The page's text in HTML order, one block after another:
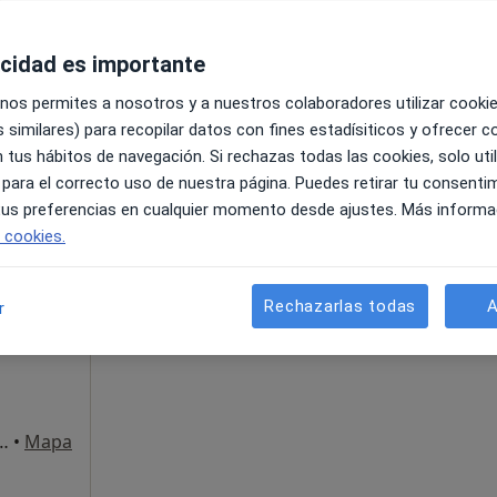
100 €
Puerto de la Cruz • Mapa
Mostrar perfil
es importante
permites a nosotros y a nuestros colaboradores utilizar
similares) para recopilar datos con fines estadísiticos y ofrecer
tus hábitos de navegación. Si rechazas todas las cookies, solo
el correcto uso de nuestra página. Puedes retirar tu
preferencias en cualquier momento desde ajustes. Más
Rechazarlas todas